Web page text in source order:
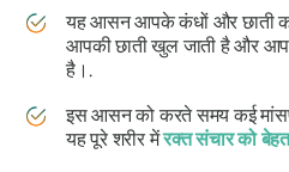
यह आसन आपके कंधों और छाती
आपकी छाती खुल जाती है और
है।.
इस आसन को करते समय कई
यह पूरे शरीर मेंरक्त संचार को